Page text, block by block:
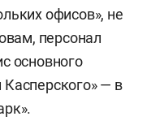
офисов», не
персонал
основного
— в